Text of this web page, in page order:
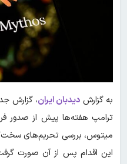
به گزارش دیدبان ایران، گزارش
ترامپ هفته‌ها پیش از صدور
میتوس، بررسی تحریم‌های
این اقدام پس از آن صورت